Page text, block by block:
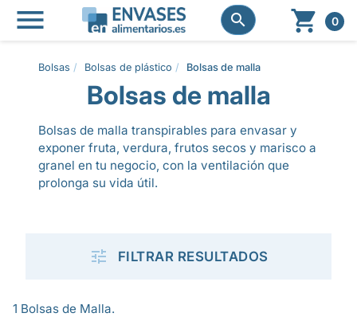
 
  0
Bolsas Bolsas de plástico Bolsas de malla
Bolsas de malla
Bolsas de malla transpirables para envasar y
exponer fruta, verdura, frutos secos y marisco a
granel en tu negocio, con la ventilación que
prolonga su vida útil.
 FILTRAR RESULTADOS
1 Bolsas de Malla.